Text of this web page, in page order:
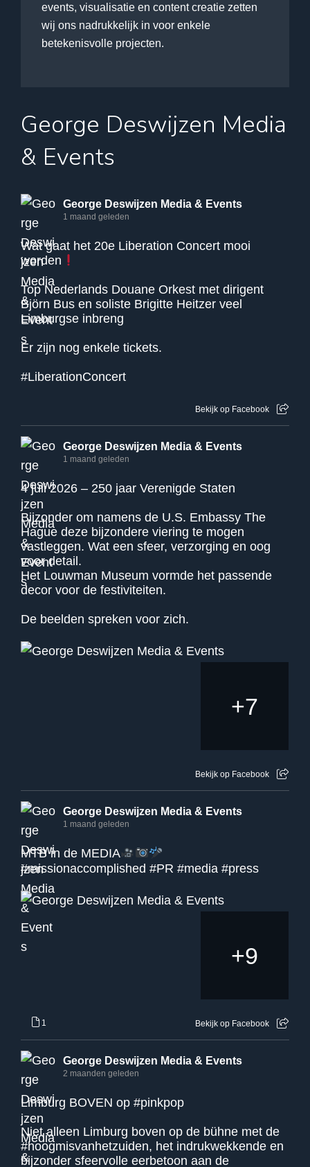
events, visualisatie en content creatie zetten
wij ons nadrukkelijk in voor enkele
betekenisvolle projecten.
George Deswijzen Media
& Events
George Deswijzen Media & Events
1 maand geleden
Wat gaat het 20e Liberation Concert mooi
worden
Top Nederlands Douane Orkest met dirigent
Björn Bus en soliste Brigitte Heitzer veel
Limburgse inbreng
Er zijn nog enkele tickets.
#LiberationConcert
Bekijk op Facebook
George Deswijzen Media & Events
1 maand geleden
4 juli 2026 – 250 jaar Verenigde Staten
Bijzonder om namens de U.S. Embassy The
Hague deze bijzondere viering te mogen
vastleggen. Wat een sfeer, verzorging en oog
voor detail.
Het Louwman Museum vormde het passende
decor voor de festiviteiten.
De beelden spreken voor zich.
+7
Bekijk op Facebook
George Deswijzen Media & Events
1 maand geleden
MTB in de MEDIA
#missionaccomplished #PR #media #press
+9
1 Bekijk op Facebook
George Deswijzen Media & Events
2 maanden geleden
Limburg BOVEN op #pinkpop
Niet alleen Limburg boven op de bühne met de
#hoogmisvanhetzuiden, het indrukwekkende en
bijzonder sfeervolle eerbetoon aan de